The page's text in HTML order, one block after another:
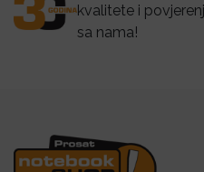
kvalitete i
sa nama!